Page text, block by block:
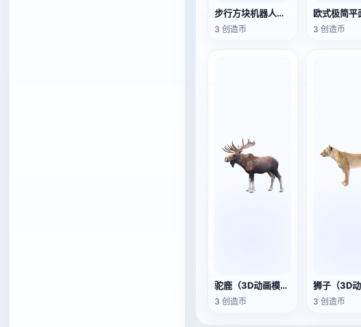
步行方块机器人（3D动画模型）
3 创造币
欧式极简平
3 创造币
驼鹿（3D动画模型）
3 创造币 3 创造币